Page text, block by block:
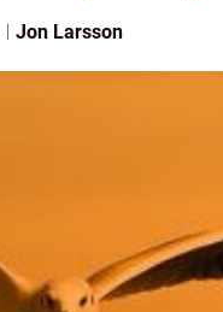
Jon Larsson